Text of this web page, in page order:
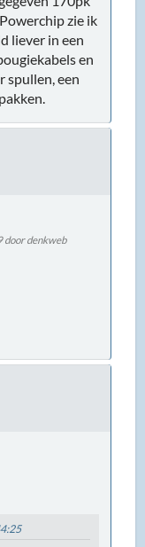
zie ik
liever in een
en
spullen, een
denkweb